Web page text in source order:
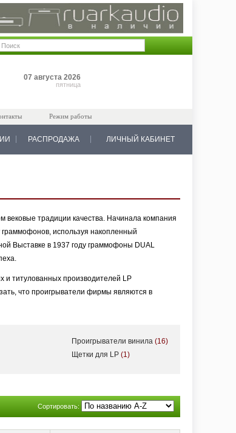
07 августа 2026
пятница
Режим работы
РАСПРОДАЖА ЛИЧНЫЙ КАБИНЕТ
вековые традиции качества. Начинала компания
используя накопленный
Выставке в 1937 году граммофоны DUAL
и титулованных производителей LP
что проигрыватели фирмы являются в
Проигрыватели винила (16)
Щетки для LP (1)
Сортировать: